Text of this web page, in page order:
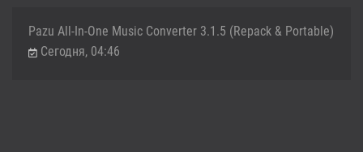
Pazu All-In-One Music Converter 3.1.5 (Repack & Portable)
Сегодня, 04:46